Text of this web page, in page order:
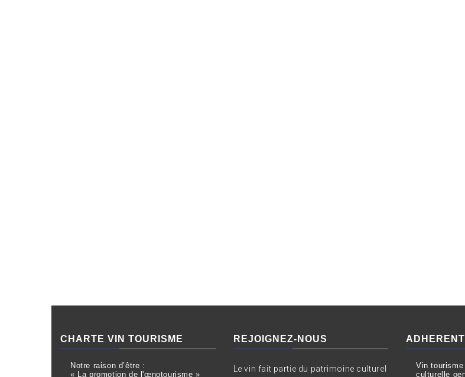
CHARTE VIN TOURISME
Notre raison d’être :
« La promotion de l'œnotourisme »
REJOIGNEZ-NOUS
Le vin fait partie du patrimoine culturel
Vin
culturelle